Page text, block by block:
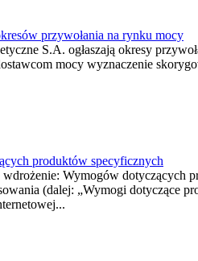
przywołania na rynku mocy
S.A. ogłaszają okresy
mocy wyznaczenie
produktów specyficznych
Wymogów dotyczących
(dalej: „Wymogi dotyczące